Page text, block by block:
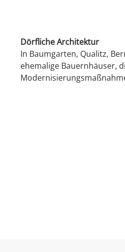
Dörfliche Architektur
In Baumgarten, Qualitz,
ehemalige Bauernhäuser,